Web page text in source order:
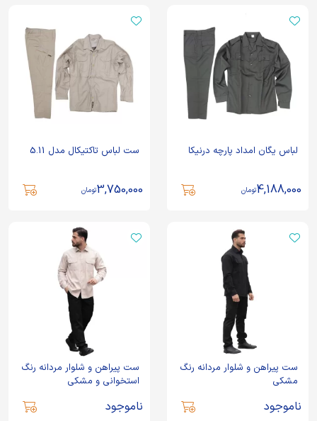
لباس یگان امداد پارچه درنیکا
4,188,000تومان
ست لباس تاکتیکال مدل 5.11
3,750,000تومان
ست پیراهن و شلوار مردانه رنگ
مشکی
ناموجود
ست پیراهن و شلوار مردانه رنگ
استخوانی و مشکی
ناموجود